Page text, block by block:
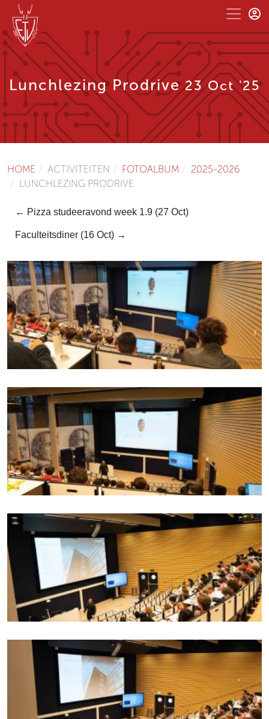
Lunchlezing Prodrive23 Oct '25
HOME ACTIVITEITEN FOTOALBUM
2025-2026
LUNCHLEZING PRODRIVE
← Pizza studeeravond week 1.9 (27 Oct)
Faculteitsdiner (16 Oct) →